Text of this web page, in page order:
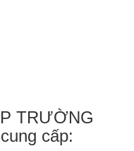
TRƯỜNG
cấp: